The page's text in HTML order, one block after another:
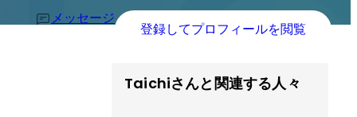
メッセージ
登録してプロフィールを閲覧
Taichiさんと関連する人々